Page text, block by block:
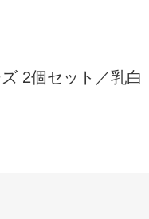
2個セット／乳白